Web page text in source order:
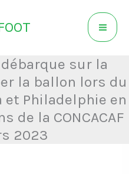
débarque sur la
la ballon lors du
et Philadelphie en
de la CONCACAF
2023